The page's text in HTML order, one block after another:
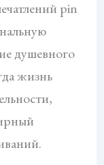
pin
душевного
жизнь